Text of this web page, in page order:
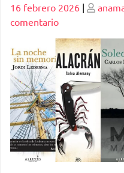
Publicado
16 febrero 2026|
comentarioen
Explorando
las
Últimas
Novelas
Españolas:
Una
Mirada
al
Renacimiento
Literario